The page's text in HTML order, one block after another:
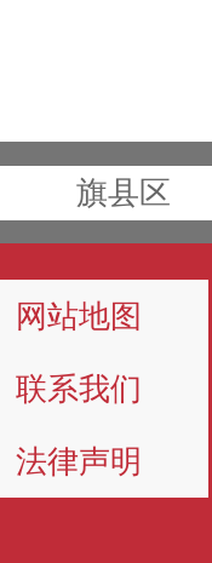
旗县区
网站地图
联系我们
法律声明